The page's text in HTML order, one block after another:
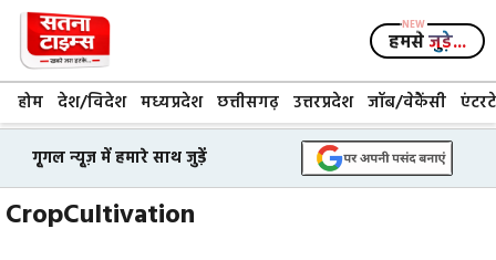
Skip
content
हमसेजुड़े...
होम देश/विदेश मध्यप्रदेश छत्तीसगढ़ उत्तरप्रदेश जॉब/वेकैंसी
गूगल न्यूज़ में हमारे साथ जुड़ें
CropCultivation